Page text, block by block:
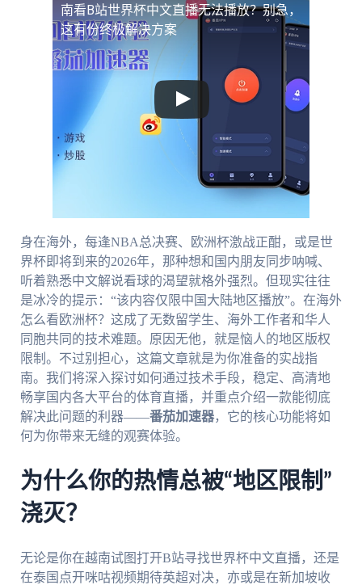
南看B站世界杯中文直播无法播放？别急，
这有份终极解决方案
身在海外，每逢NBA总决赛、欧洲杯激战正酣，或是世
界杯即将到来的2026年，那种想和国内朋友同步呐喊、
听着熟悉中文解说看球的渴望就格外强烈。但现实往往
是冰冷的提示：“该内容仅限中国大陆地区播放”。在海外
怎么看欧洲杯？这成了无数留学生、海外工作者和华人
同胞共同的技术难题。原因无他，就是恼人的地区版权
限制。不过别担心，这篇文章就是为你准备的实战指
南。我们将深入探讨如何通过技术手段，稳定、高清地
畅享国内各大平台的体育直播，并重点介绍一款能彻底
解决此问题的利器——番茄加速器，它的核心功能将如
何为你带来无缝的观赛体验。
为什么你的热情总被“地区限制”
浇灭？
无论是你在越南试图打开B站寻找世界杯中文直播，还是
在泰国点开咪咕视频期待英超对决，亦或是在新加坡收